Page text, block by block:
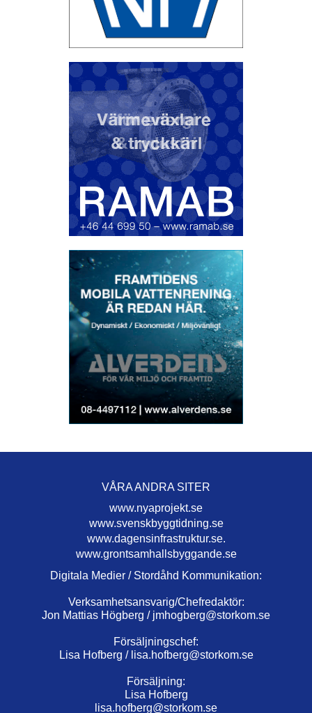
VÅRA ANDRA SITER
www.nyaprojekt.se
www.svenskbyggtidning.se
www.dagensinfrastruktur.se.
www.grontsamhallsbyggande.se
Digitala Medier / Stordåhd Kommunikation:
Verksamhetsansvarig/Chefredaktör:
Jon Mattias Högberg / jmhogberg@storkom.se
Försäljningschef:
Lisa Hofberg / lisa.hofberg@storkom.se
Försäljning:
Lisa Hofberg
lisa.hofberg@storkom.se